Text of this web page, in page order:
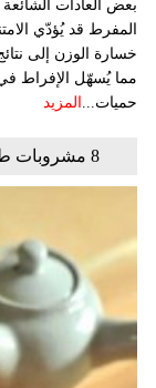
المفرط قد يُؤدّي
خسارة الوزن إلى
مما يُسهّل الإفراط في
حميات... المزيد
8 مشروبات طبيعية تُقلل دهون الكبد في أسبوعين فقط